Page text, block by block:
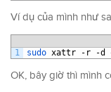
Ví dụ của mình như
1
sudo xattr - r -d
OK, bây giờ thì mình